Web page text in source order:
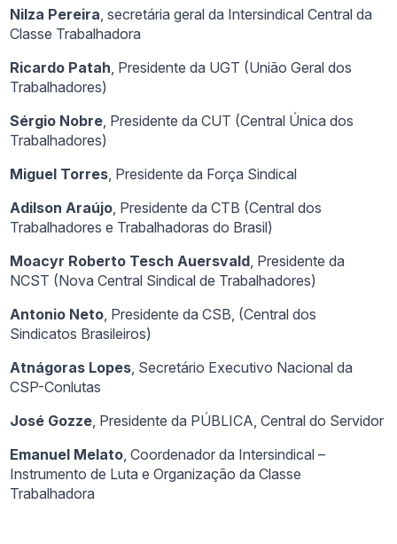
Nilza Pereira , secretária geral da Intersindical Central da
Classe Trabalhadora
Ricardo Patah , Presidente da UGT (União Geral dos
Trabalhadores)
Sérgio Nobre , Presidente da CUT (Central Única dos
Trabalhadores)
Miguel Torres , Presidente da Força Sindical
Adilson Araújo , Presidente da CTB (Central dos
Trabalhadores e Trabalhadoras do Brasil)
Moacyr Roberto Tesch Auersvald , Presidente da
NCST (Nova Central Sindical de Trabalhadores)
Antonio Neto , Presidente da CSB, (Central dos
Sindicatos Brasileiros)
Atnágoras Lopes , Secretário Executivo Nacional da
CSP-Conlutas
José Gozze , Presidente da PÚBLICA, Central do Servidor
Emanuel Melato , Coordenador da Intersindical –
Instrumento de Luta e Organização da Classe
Trabalhadora